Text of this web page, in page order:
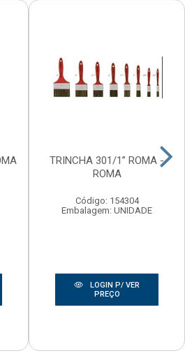
TRINCHA 301/1” ROMA -
ROMA
Código: 154304
Embalagem: UNIDADE
LOGIN P/ VER
PREÇO